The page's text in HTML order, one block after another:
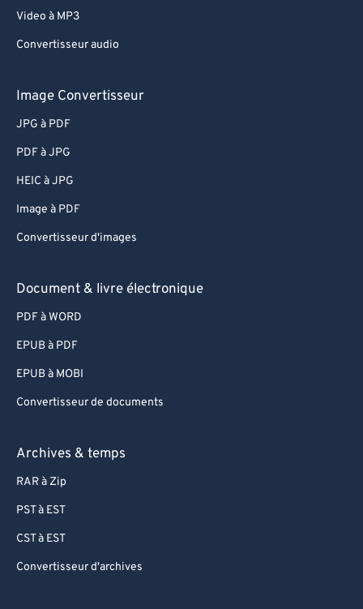
Video à MP3
Convertisseur audio
Image Convertisseur
JPG à PDF
PDF à JPG
HEIC à JPG
Image à PDF
Convertisseur d'images
Document & livre électronique
PDF à WORD
EPUB à PDF
EPUB à MOBI
Convertisseur de documents
Archives & temps
RAR à Zip
PST à EST
CST à EST
Convertisseur d'archives